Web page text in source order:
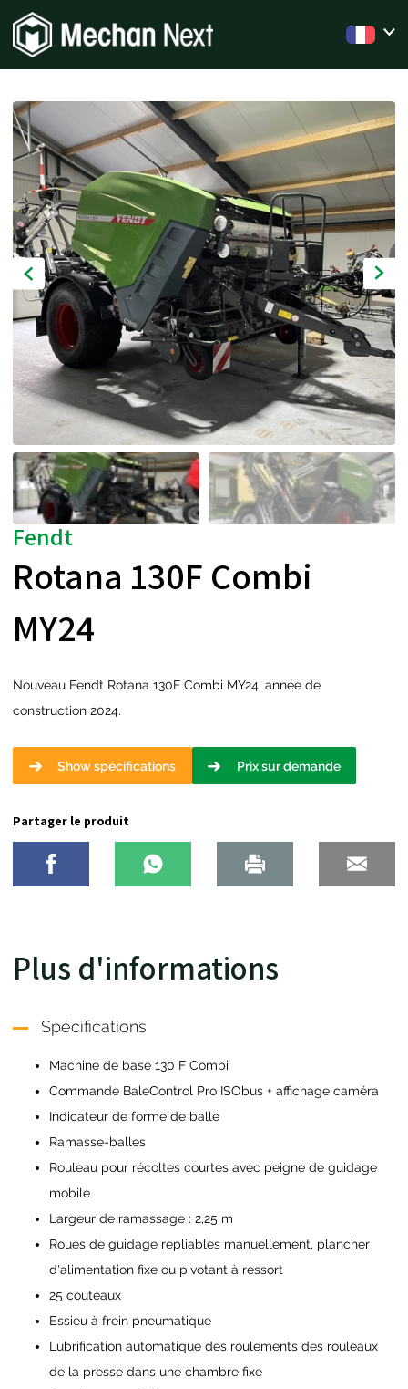
Fendt
Rotana 130F Combi
MY24
Nouveau Fendt Rotana 130F Combi MY24, année de
construction 2024.
Show spécifications Prix sur demande
Partager le produit
Plus d'informations
Spécifications
Machine de base 130 F Combi
Commande BaleControl Pro ISObus + affichage caméra
Indicateur de forme de balle
Ramasse-balles
Rouleau pour récoltes courtes avec peigne de guidage
mobile
Largeur de ramassage : 2,25 m
Roues de guidage repliables manuellement, plancher
d'alimentation fixe ou pivotant à ressort
25 couteaux
Essieu à frein pneumatique
Lubrification automatique des roulements des rouleaux
de la presse dans une chambre fixe